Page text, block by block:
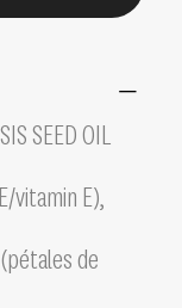
SEED OIL
vitamin E),
de